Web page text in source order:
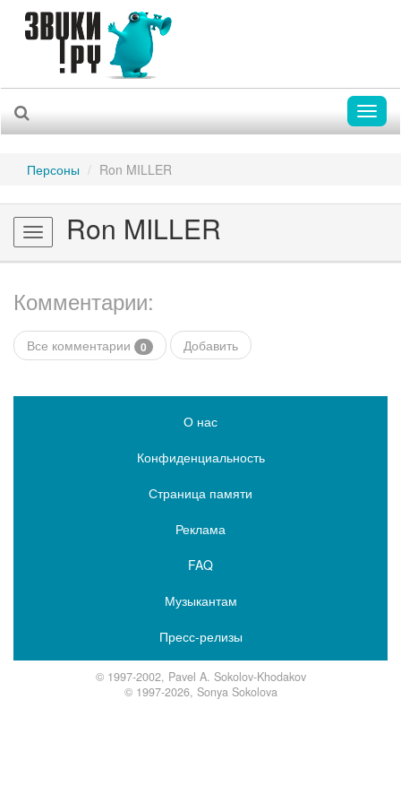
Персоны Ron MILLER
Toggle
navigation
Ron MILLER
Комментарии:
Все комментарии 0 Добавить
О нас
Конфиденциальность
Страница памяти
Реклама
FAQ
Музыкантам
Пресс-релизы
© 1997-2002, Pavel A. Sokolov-Khodakov
© 1997-2026, Sonya Sokolova